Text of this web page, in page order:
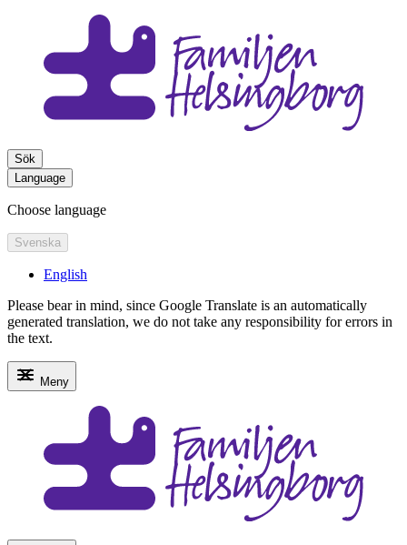
Sök
Language
Choose language
Svenska
English
Please bear in mind, since Google Translate is an automatically
generated translation, we do not take any responsibility for errors in
the text.
Meny